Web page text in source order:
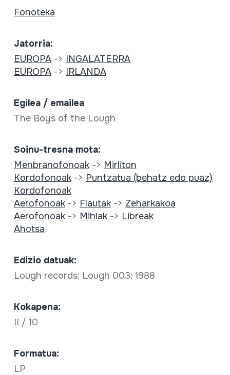
Fonoteka
Jatorria:
EUROPA-> INGALATERRA
EUROPA-> IRLANDA
Egilea / emailea
The Boys of the Lough
Soinu-tresna mota:
Menbranofonoak-> Mirliton
Kordofonoak-> Puntzatua (behatz edo puaz)
Kordofonoak
Aerofonoak-> Flautak-> Zeharkakoa
Aerofonoak-> Mihiak-> Libreak
Ahotsa
Edizio datuak:
Lough records; Lough 003; 1988
Kokapena:
II / 10
Formatua:
LP